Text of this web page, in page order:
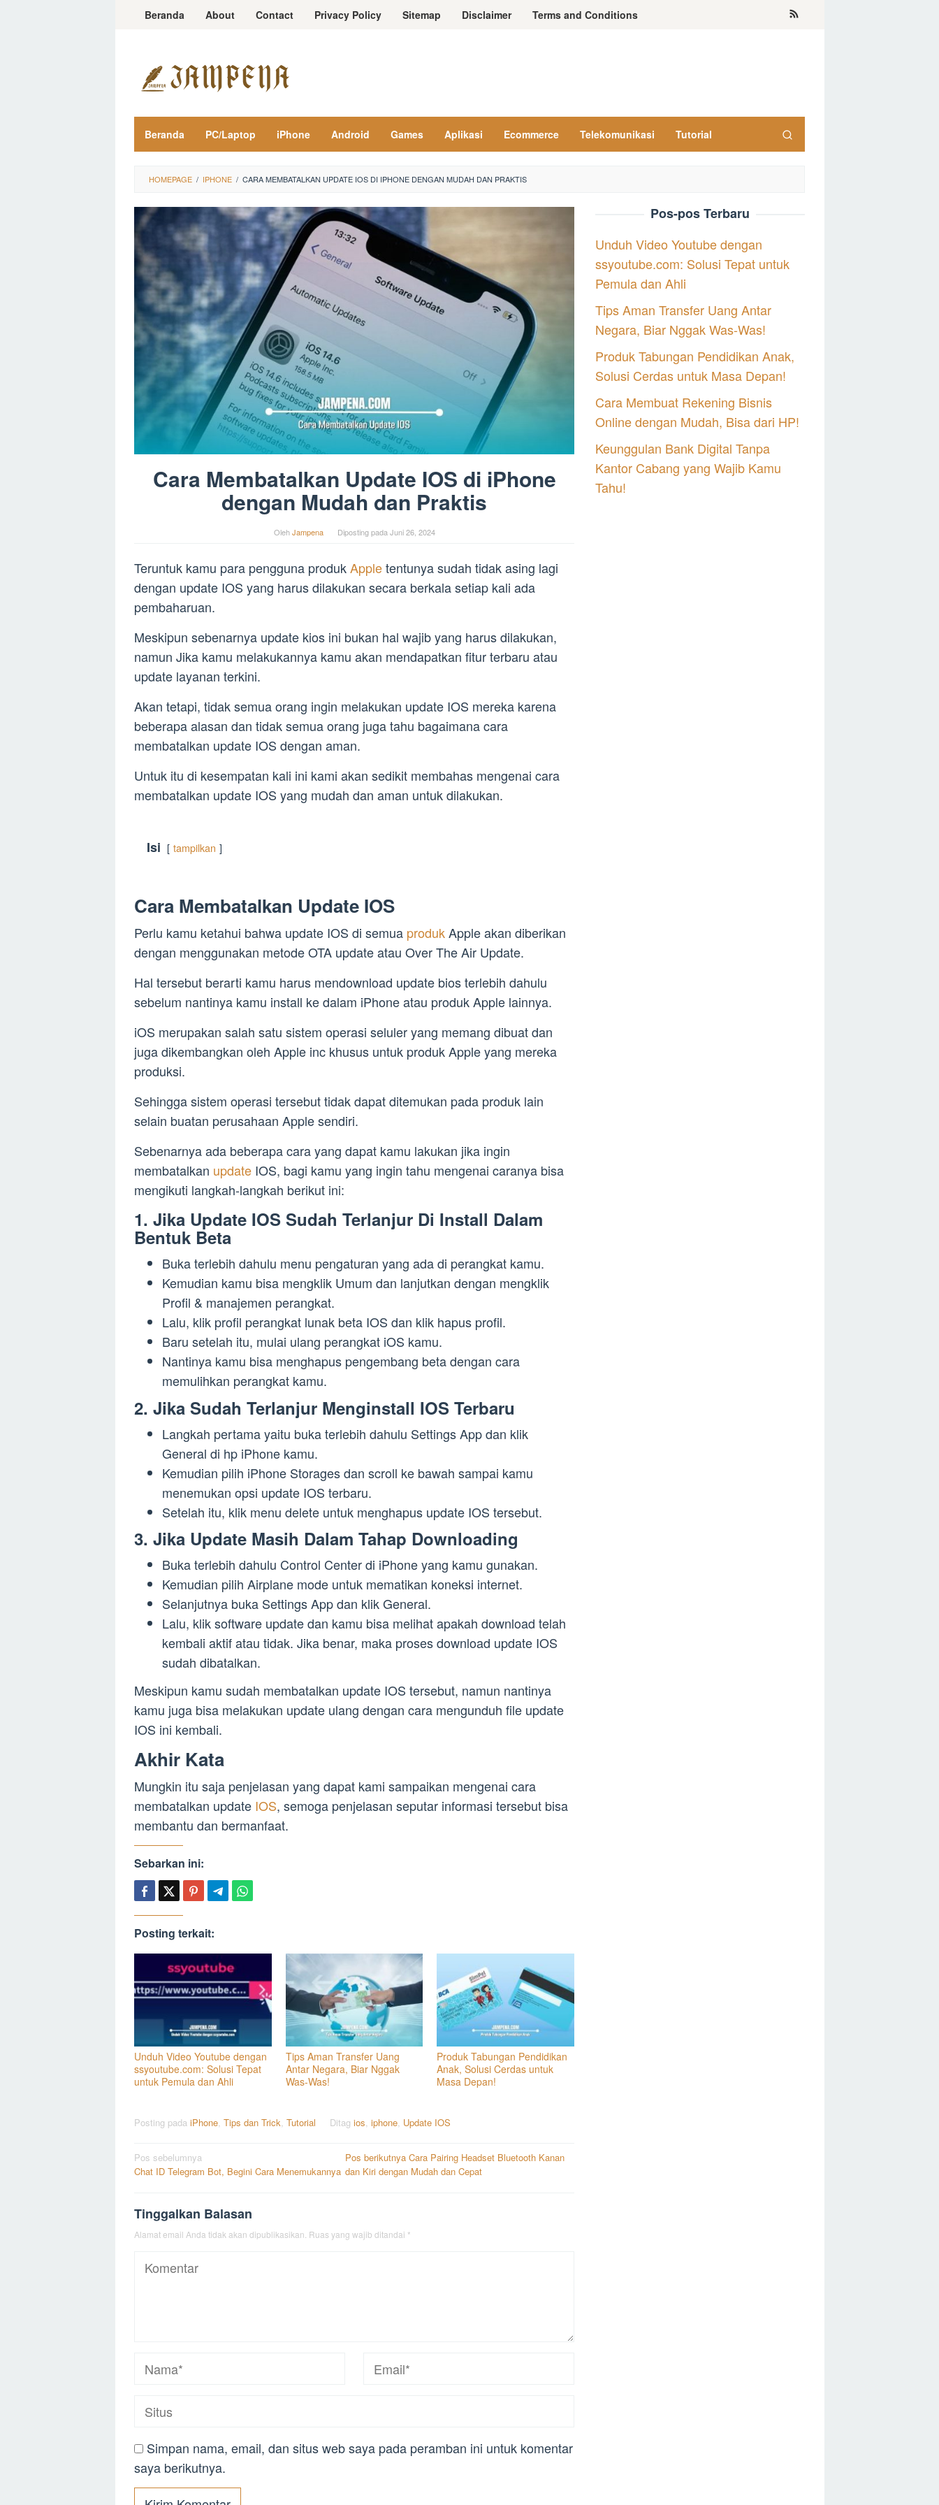
LoncatBeranda About Contact Privacy Policy Sitemap Disclaimer Terms and Conditions
Beranda PC/Laptop iPhone Android Games Aplikasi Ecommerce Telekomunikasi Tutorial
HOMEPAGE / IPHONE / CARA MEMBATALKAN UPDATE IOS DI IPHONE DENGAN MUDAH DAN PRAKTIS
Cara Membatalkan Update IOS di iPhone
dengan Mudah dan Praktis
OlehJampena Diposting padaJuni 26, 2024
Teruntuk kamu para pengguna produkAppletentunya sudah tidak asing lagi
dengan update IOS yang harus dilakukan secara berkala setiap kali ada
pembaharuan.
Meskipun sebenarnya update kios ini bukan hal wajib yang harus dilakukan,
namun Jika kamu melakukannya kamu akan mendapatkan fitur terbaru atau
update layanan terkini.
Akan tetapi, tidak semua orang ingin melakukan update IOS mereka karena
beberapa alasan dan tidak semua orang juga tahu bagaimana cara
membatalkan update IOS dengan aman.
Untuk itu di kesempatan kali ini kami akan sedikit membahas mengenai cara
membatalkan update IOS yang mudah dan aman untuk dilakukan.
Isi tampilkan
Cara Membatalkan Update IOS
Perlu kamu ketahui bahwa update IOS di semua produkApple akan diberikan
dengan menggunakan metode OTA update atau Over The Air Update.
Hal tersebut berarti kamu harus mendownload update bios terlebih dahulu
sebelum nantinya kamu install ke dalam iPhone atau produk Apple lainnya.
iOS merupakan salah satu sistem operasi seluler yang memang dibuat dan
juga dikembangkan oleh Apple inc khusus untuk produk Apple yang mereka
produksi.
Sehingga sistem operasi tersebut tidak dapat ditemukan pada produk lain
selain buatan perusahaan Apple sendiri.
Sebenarnya ada beberapa cara yang dapat kamu lakukan jika ingin
membatalkan update IOS, bagi kamu yang ingin tahu mengenai caranya bisa
mengikuti langkah-langkah berikut ini:
1. Jika Update IOS Sudah Terlanjur Di Install Dalam
Bentuk Beta
Buka terlebih dahulu menu pengaturan yang ada di perangkat kamu.
Kemudian kamu bisa mengklik Umum dan lanjutkan dengan mengklik
Profil & manajemen perangkat.
Lalu, klik profil perangkat lunak beta IOS dan klik hapus profil.
Baru setelah itu, mulai ulang perangkat iOS kamu.
Nantinya kamu bisa menghapus pengembang beta dengan cara
memulihkan perangkat kamu.
2. Jika Sudah Terlanjur Menginstall IOS Terbaru
Langkah pertama yaitu buka terlebih dahulu Settings App dan klik
General di hp iPhone kamu.
Kemudian pilih iPhone Storages dan scroll ke bawah sampai kamu
menemukan opsi update IOS terbaru.
Setelah itu, klik menu delete untuk menghapus update IOS tersebut.
3. Jika Update Masih Dalam Tahap Downloading
Buka terlebih dahulu Control Center di iPhone yang kamu gunakan.
Kemudian pilih Airplane mode untuk mematikan koneksi internet.
Selanjutnya buka Settings App dan klik General.
Lalu, klik software update dan kamu bisa melihat apakah download telah
kembali aktif atau tidak. Jika benar, maka proses download update IOS
sudah dibatalkan.
Meskipun kamu sudah membatalkan update IOS tersebut, namun nantinya
kamu juga bisa melakukan update ulang dengan cara mengunduh file update
IOS ini kembali.
Akhir Kata
Mungkin itu saja penjelasan yang dapat kami sampaikan mengenai cara
membatalkan update IOS, semoga penjelasan seputar informasi tersebut bisa
membantu dan bermanfaat.
Sebarkan ini:
Posting terkait:
Unduh Video Youtube dengan
ssyoutube.com: Solusi Tepat
untuk Pemula dan Ahli
Tips Aman Transfer Uang
Antar Negara, Biar Nggak
Was-Was!
Produk Tabungan Pendidikan
Anak, Solusi Cerdas untuk
Masa Depan!
Posting pada iPhone Tips dan Trick Tutorial Ditag ios iphone Update IOS
Navigasi
pos
Pos sebelumnya
Chat ID Telegram Bot, Begini Cara Menemukannya
Pos berikutnya Cara Pairing Headset Bluetooth Kanan
dan Kiri dengan Mudah dan Cepat
Tinggalkan Balasan
Alamat email Anda tidak akan dipublikasikan. Ruas yang wajib ditandai *
Simpan nama, email, dan situs web saya pada peramban ini untuk komentar
saya berikutnya.
Pos-pos Terbaru
Unduh Video Youtube dengan
ssyoutube.com: Solusi Tepat untuk
Pemula dan Ahli
Tips Aman Transfer Uang Antar
Negara, Biar Nggak Was-Was!
Produk Tabungan Pendidikan Anak,
Solusi Cerdas untuk Masa Depan!
Cara Membuat Rekening Bisnis
Online dengan Mudah, Bisa dari HP!
Keunggulan Bank Digital Tanpa
Kantor Cabang yang Wajib Kamu
Tahu!